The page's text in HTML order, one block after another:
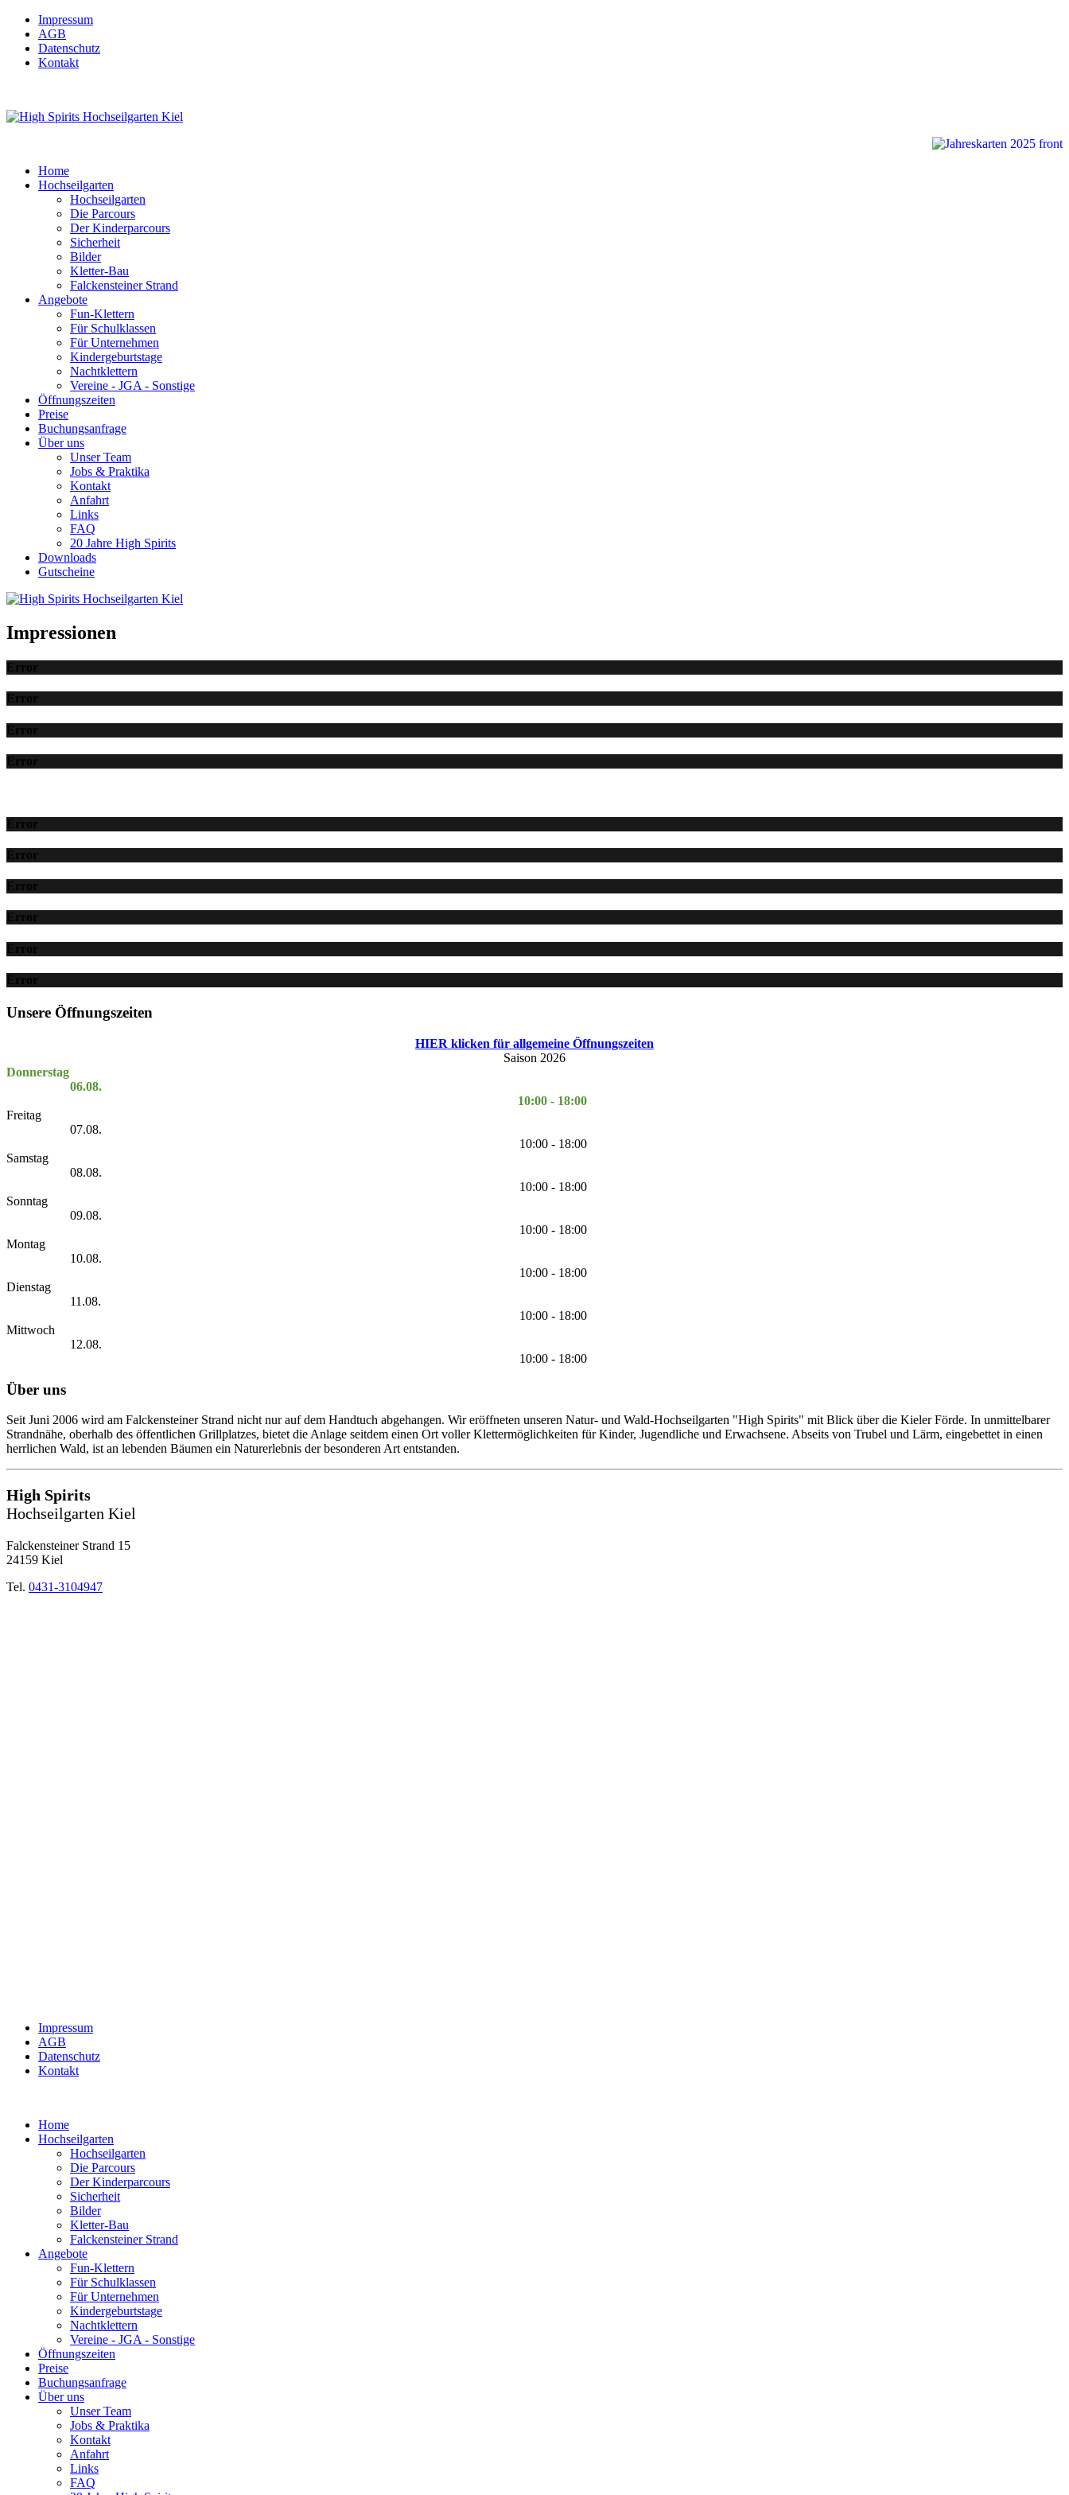
Impressum
AGB
Datenschutz
Kontakt
Home
Hochseilgarten
Hochseilgarten
Die Parcours
Der Kinderparcours
Sicherheit
Bilder
Kletter-Bau
Falckensteiner Strand
Angebote
Fun-Klettern
Für Schulklassen
Für Unternehmen
Kindergeburtstage
Nachtklettern
Vereine - JGA - Sonstige
Öffnungszeiten
Preise
Buchungsanfrage
Über uns
Unser Team
Jobs & Praktika
Kontakt
Anfahrt
Links
FAQ
20 Jahre High Spirits
Downloads
Gutscheine
Impressionen
Error
Error
Error
Error
Error
Error
Error
Error
Error
Error
Unsere Öffnungszeiten
HIER klicken für allgemeine Öffnungszeiten
Saison 2026
Donnerstag
06.08.
10:00 - 18:00
Freitag
07.08.
10:00 - 18:00
Samstag
08.08.
10:00 - 18:00
Sonntag
09.08.
10:00 - 18:00
Montag
10.08.
10:00 - 18:00
Dienstag
11.08.
10:00 - 18:00
Mittwoch
12.08.
10:00 - 18:00
Über uns
Seit Juni 2006 wird am Falckensteiner Strand nicht nur auf dem Handtuch abgehangen. Wir eröffneten unseren Natur- und Wald-Hochseilgarten "High Spirits" mit Blick über die Kieler Förde. In unmittelbarer
Strandnähe, oberhalb des öffentlichen Grillplatzes, bietet die Anlage seitdem einen Ort voller Klettermöglichkeiten für Kinder, Jugendliche und Erwachsene. Abseits von Trubel und Lärm, eingebettet in einen
herrlichen Wald, ist an lebenden Bäumen ein Naturerlebnis der besonderen Art entstanden.
High Spirits
Hochseilgarten Kiel
Falckensteiner Strand 15
24159 Kiel
Tel. 0431-3104947
Impressum
AGB
Datenschutz
Kontakt
Home
Hochseilgarten
Hochseilgarten
Die Parcours
Der Kinderparcours
Sicherheit
Bilder
Kletter-Bau
Falckensteiner Strand
Angebote
Fun-Klettern
Für Schulklassen
Für Unternehmen
Kindergeburtstage
Nachtklettern
Vereine - JGA - Sonstige
Öffnungszeiten
Preise
Buchungsanfrage
Über uns
Unser Team
Jobs & Praktika
Kontakt
Anfahrt
Links
FAQ